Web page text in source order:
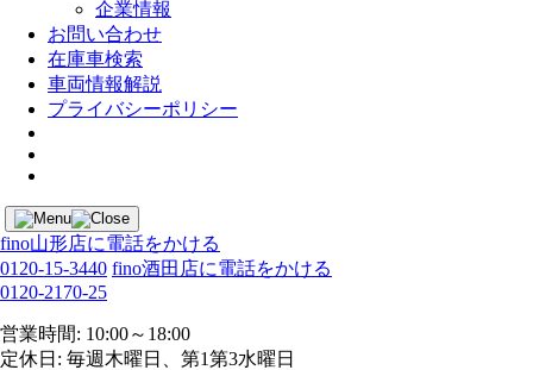
企業情報
お問い合わせ
在庫車検索
車両情報解説
プライバシーポリシー
fino山形店に電話をかける
0120-15-3440 fino酒田店に電話をかける
0120-2170-25
営業時間: 10:00～18:00
定休日: 毎週木曜日、第1第3水曜日